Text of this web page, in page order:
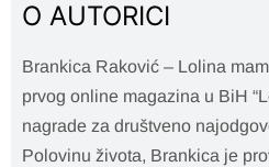
O AUTORICI
Brankica Raković – Lolina
prvog online magazina u BiH
nagrade za društveno
Polovinu života, Brankica je